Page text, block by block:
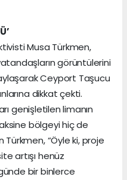
Musa Türkmen,
görüntülerini
Ceyport Taşucu
dikkat çekti.
genişletilen limanın
bölgeyi hiç de
“Öyle ki, proje
artışı henüz
bir binlerce